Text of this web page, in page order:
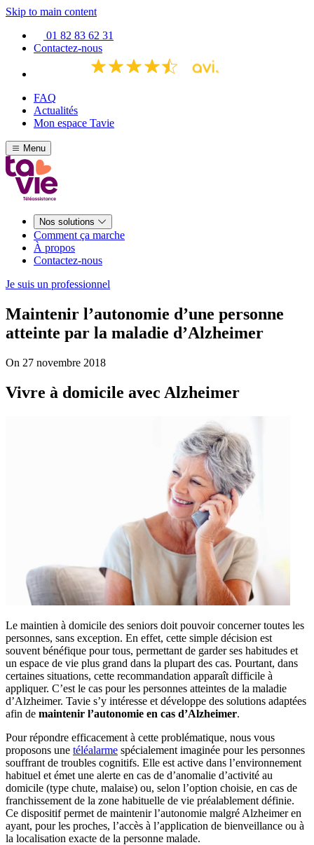
Skip to main content
01 82 83 62 31
Contactez-nous
FAQ
Actualités
Mon espace Tavie
Menu
Nos solutions
Comment ça marche
À propos
Contactez-nous
Je suis un professionnel
Maintenir l’autonomie d’une personne
atteinte par la maladie d’Alzheimer
On 27 novembre 2018
Vivre à domicile avec Alzheimer
Le maintien à domicile des seniors doit pouvoir concerner toutes les
personnes, sans exception. En effet, cette simple décision est
souvent bénéfique pour tous, permettant de garder ses habitudes et
un espace de vie plus grand dans la plupart des cas. Pourtant, dans
certaines situations, cette recommandation apparaît difficile à
appliquer. C’est le cas pour les personnes atteintes de la maladie
d’Alzheimer. Tavie s’y intéresse et développe des solutions adaptées
afin de maintenir l’autonomie en cas d’Alzheimer.
Pour répondre efficacement à cette problématique, nous vous
proposons une téléalarme spécialement imaginée pour les personnes
souffrant de troubles cognitifs. Elle est active dans l’environnement
habituel et émet une alerte en cas de d’anomalie d’activité au
domicile (type chute, malaise) ou, selon l’option choisie, en cas de
franchissement de la zone habituelle de vie préalablement définie.
Ce dispositif permet de maintenir l’autonomie malgré Alzheimer en
ayant, pour les proches, l’accès à l’application de bienveillance ou à
la localisation exacte de la personne malade.